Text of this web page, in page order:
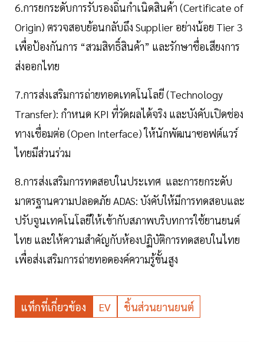
6.การยกระดับการรับรองถิ่นกำเนิดสินค้า (Certificate of
Origin) ตรวจสอบย้อนกลับถึง Supplier อย่างน้อย Tier 3
เพื่อป้องกันการ “สวมสิทธิ์สินค้า” และรักษาชื่อเสียงการ
ส่งออกไทย
7.การส่งเสริมการถ่ายทอดเทคโนโลยี (Technology
Transfer): กำหนด KPI ที่วัดผลได้จริง และบังคับเปิดช่อง
ทางเชื่อมต่อ (Open Interface) ให้นักพัฒนาซอฟต์แวร์
ไทยมีส่วนร่วม
8.การส่งเสริมการทดสอบในประเทศ และการยกระดับ
มาตรฐานความปลอดภัย ADAS: บังคับให้มีการทดสอบและ
ปรับจูนเทคโนโลยีให้เข้ากับสภาพบริบทการใช้ยานยนต์
ไทย และให้ความสำคัญกับห้องปฏิบัติการทดสอบในไทย
เพื่อส่งเสริมการถ่ายทอดองค์ความรู้ขั้นสูง
แท็กที่เกี่ยวข้อง EV ชิ้นส่วนยานยนต์